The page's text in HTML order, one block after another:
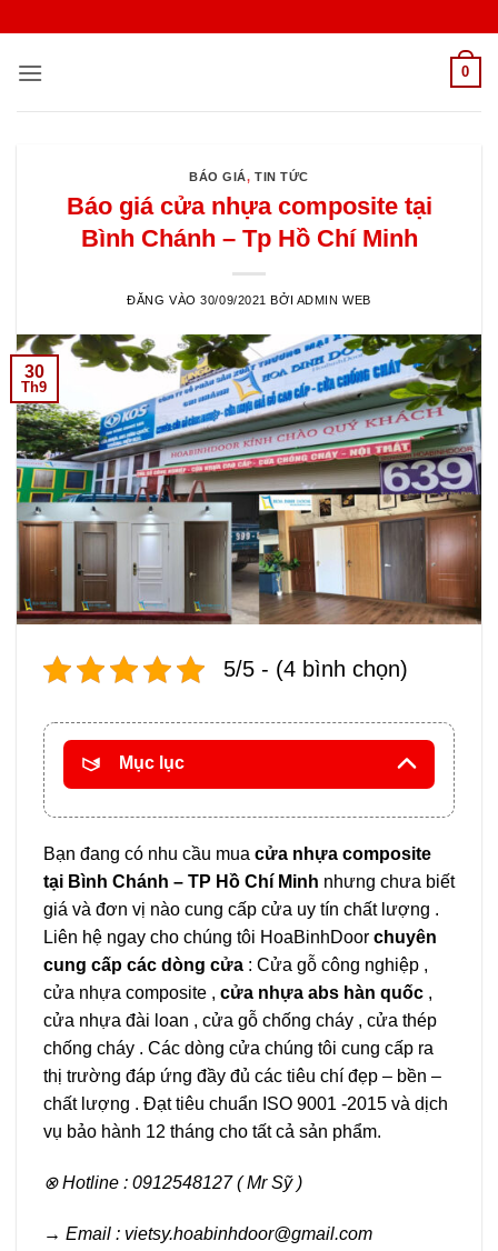
nội
0
BÁO GIÁ,TIN TỨC
Báo giá cửa nhựa composite tại
Bình Chánh – Tp Hồ Chí Minh
ĐĂNG VÀO30/09/2021 BỞI ADMIN WEB
30
Th9
5/5 - (4 bình chọn)
Mục lục
Bạn đang có nhu cầu mua cửa nhựa composite
tại Bình Chánh – TP Hồ Chí Minh nhưng chưa biết
giá và đơn vị nào cung cấp cửa uy tín chất lượng .
Liên hệ ngay cho chúng tôi HoaBinhDoor chuyên
cung cấp các dòng cửa : Cửa gỗ công nghiệp ,
cửa nhựa composite , cửa nhựa abs hàn quốc ,
cửa nhựa đài loan , cửa gỗ chống cháy , cửa thép
chống cháy . Các dòng cửa chúng tôi cung cấp ra
thị trường đáp ứng đầy đủ các tiêu chí đẹp – bền –
chất lượng . Đạt tiêu chuẩn ISO 9001 -2015 và dịch
vụ bảo hành 12 tháng cho tất cả sản phẩm.
⊗ Hotline : 0912548127 ( Mr Sỹ )
→ Email : vietsy.hoabinhdoor@gmail.com